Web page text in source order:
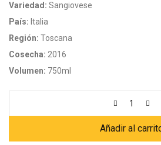
Variedad: Sangiovese
País: Italia
Región: Toscana
Cosecha: 2016
Volumen: 750ml
Añadir al